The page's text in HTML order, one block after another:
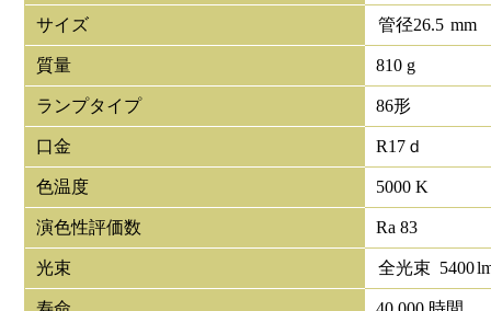
サイズ 管径26.5 mm
質量 810 g
ランプタイプ 86形
口金 R17ｄ
色温度 5000 K
演色性評価数 Ra 83
光束 全光束 5400